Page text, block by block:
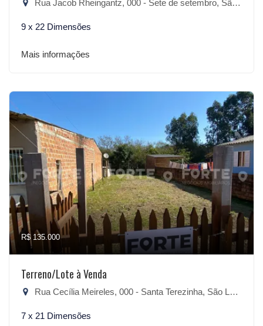
Rua Jacob Rheingantz, 000 - Sete de setembro, São Lourenço do Sul-RS
9 x 22 Dimensões
Mais informações
R$ 135.000
Terreno/Lote à Venda
Rua Cecília Meireles, 000 - Santa Terezinha, São Lourenço do Sul-RS
7 x 21 Dimensões